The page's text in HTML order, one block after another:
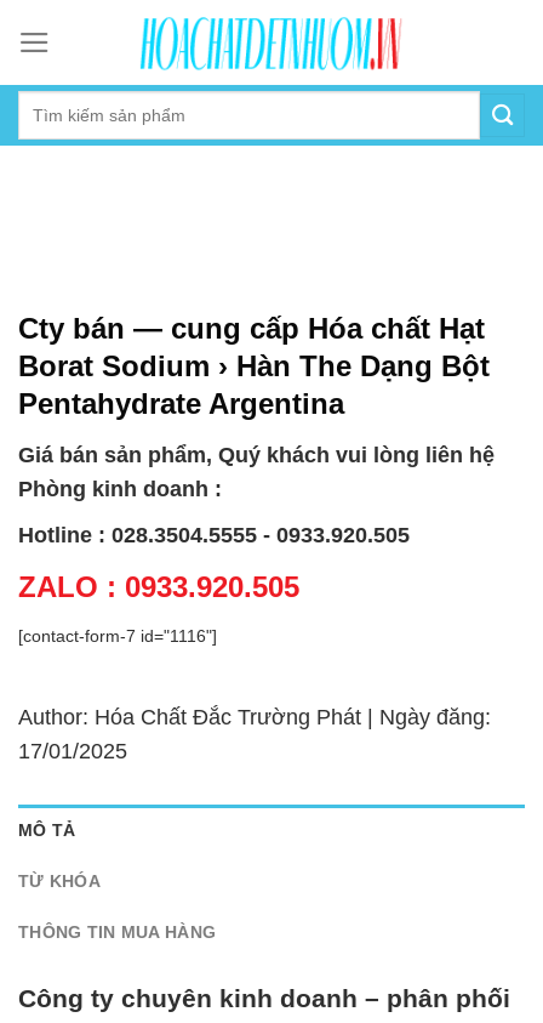
content
Cty bán — cung cấp Hóa chất Hạt
Borat Sodium › Hàn The Dạng Bột
Pentahydrate Argentina
Giá bán sản phẩm, Quý khách vui lòng liên hệ
Phòng kinh doanh :
Hotline : 028.3504.5555 - 0933.920.505
ZALO : 0933.920.505
[contact-form-7 id="1116"]
Author: Hóa Chất Đắc Trường Phát | Ngày đăng:
17/01/2025
MÔ TẢ
TỪ KHÓA
THÔNG TIN MUA HÀNG
Công ty chuyên kinh doanh – phân phối